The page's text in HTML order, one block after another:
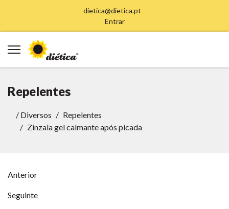
dietica@dietica.pt
Entrar
Repelentes
/ Diversos
Repelentes
Zinzala gel calmante após picada
Anterior
Seguinte